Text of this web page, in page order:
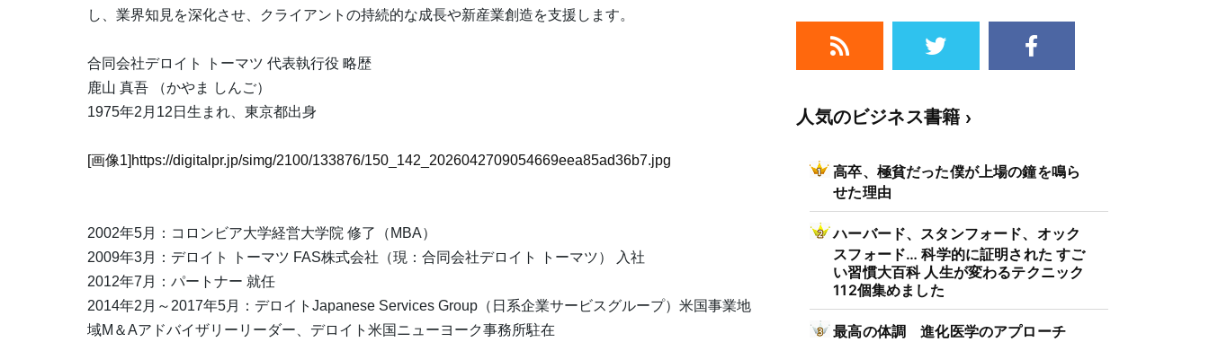
し、業界知見を深化させ、クライアントの持続的な成長や新産業創造を支援します。
合同会社デロイト トーマツ 代表執行役 略歴
鹿山 真吾 （かやま しんご）
1975年2月12日生まれ、東京都出身
[画像1]https://digitalpr.jp/simg/2100/133876/150_142_2026042709054669eea85ad36b7.jpg
2002年5月：コロンビア大学経営大学院 修了（MBA）
2009年3月：デロイト トーマツ FAS株式会社（現：合同会社デロイト トーマツ） 入社
2012年7月：パートナー 就任
2014年2月～2017年5月：デロイトJapanese Services Group（日系企業サービスグループ）米国事業地
域M＆Aアドバイザリーリーダー、デロイト米国ニューヨーク事務所駐在
人気のビジネス書籍
高卒、極貧だった僕が上場の鐘を鳴ら
せた理由
ハーバード、スタンフォード、オック
スフォード… 科学的に証明された すご
い習慣大百科 人生が変わるテクニック
112個集めました
最高の体調 進化医学のアプローチ